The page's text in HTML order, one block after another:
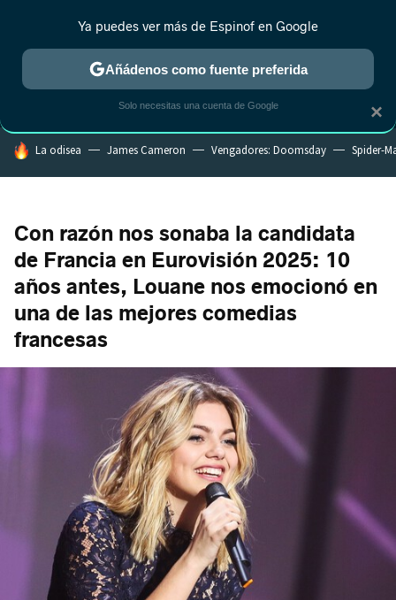
MENÚ NUEVO
ESTRENOS REALITY ANIME RANKINGS CINE
HOY SE HABLA DE
La odisea James Cameron Vengadores: Doomsday Spider-
Con razón nos sonaba la candidata
de Francia en Eurovisión 2025: 10
años antes, Louane nos emocionó en
una de las mejores comedias
francesas
×
Ya puedes ver más de Espinof en Google
Añádenos como fuente preferida
Solo necesitas una cuenta de Google